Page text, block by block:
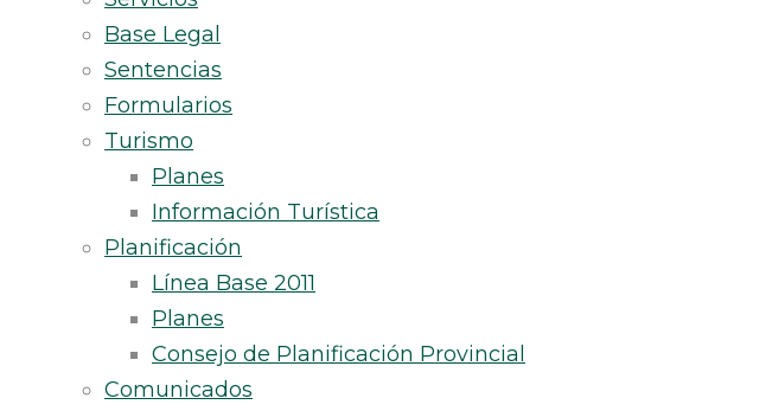
Base Legal
Sentencias
Formularios
Turismo
Planes
Información Turística
Planificación
Línea Base 2011
Planes
Consejo de Planificación Provincial
Comunicados